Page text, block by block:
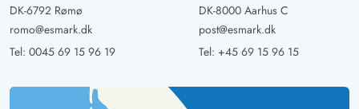
DK-6792 Rømø
romo@esmark.dk
Tel: 0045 69 15 96 19
DK-8000 Aarhus C
post@esmark.dk
Tel: +45 69 15 96 15